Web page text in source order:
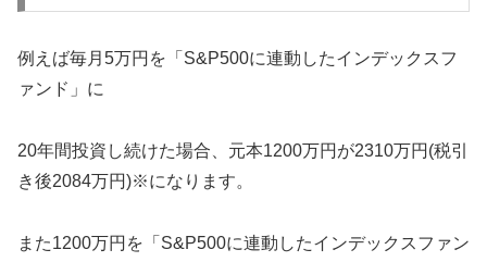
例えば毎月5万円を「S&P500に連動したインデックスフ
ァンド」に
20年間投資し続けた場合、元本1200万円が2310万円(税引
き後2084万円)※になります。
また1200万円を「S&P500に連動したインデックスファン